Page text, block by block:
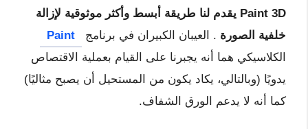
Paint 3D يقدم لنا طريقة أبسط وأكثر موثوقية لإزالة
خلفية الصورة . العيبان الكبيران في برنامج
Paint
الكلاسيكي هما أنه يجبرنا على القيام بعملية الاقتصاص
يدويًا (وبالتالي، يكاد يكون من المستحيل أن يصبح مثاليًا)
كما أنه لا يدعم الورق الشفاف.